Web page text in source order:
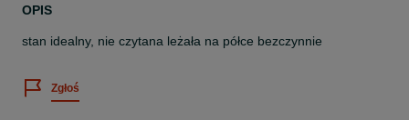
OPIS
stan idealny, nie czytana leżała na półce bezczynnie
Zgłoś